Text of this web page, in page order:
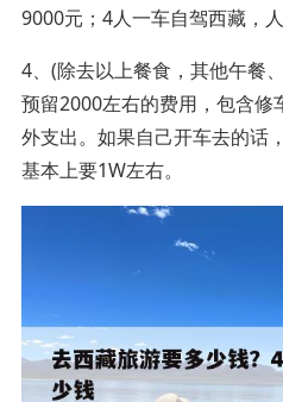
9000元；4人一车自驾西藏，人
4、(除去以上餐食，其他午餐
预留2000左右的费用，包含修
外支出。如果自己开车去的话
基本上要1W左右。